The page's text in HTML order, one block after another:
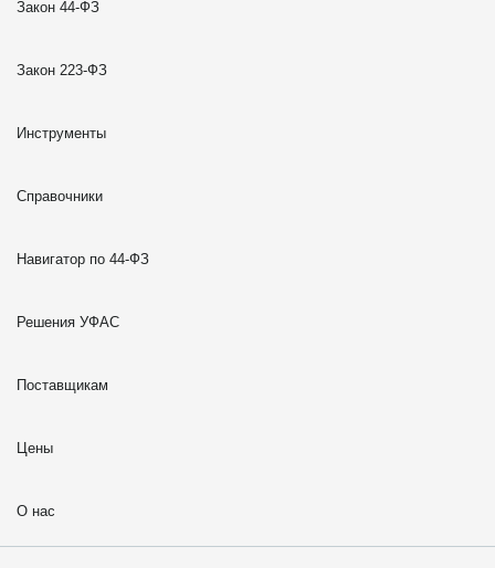
Закон 44-ФЗ
Закон 223-ФЗ
Инструменты
Справочники
Навигатор по 44-ФЗ
Решения УФАС
Поставщикам
Цены
О нас